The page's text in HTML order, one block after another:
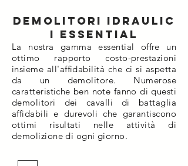
Demolitori idraulic
i essential
La nostra gamma essential offre un
ottimo rapporto costo-prestazioni
insieme all'affidabilità che ci si aspetta
da un demolitore. Numerose
caratteristiche ben note fanno di questi
demolitori dei cavalli di battaglia
affidabili e durevoli che garantiscono
ottimi risultati nelle attività di
demolizione di ogni giorno.